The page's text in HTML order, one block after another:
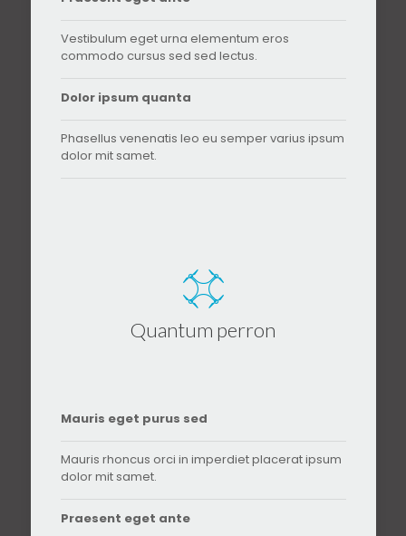
Vestibulum eget urna elementum eros
commodo cursus sed sed lectus.
Dolor ipsum quanta
Phasellus venenatis leo eu semper varius ipsum
dolor mit samet.
Quantum perron
Mauris eget purus sed
Mauris rhoncus orci in imperdiet placerat ipsum
dolor mit samet.
Praesent eget ante